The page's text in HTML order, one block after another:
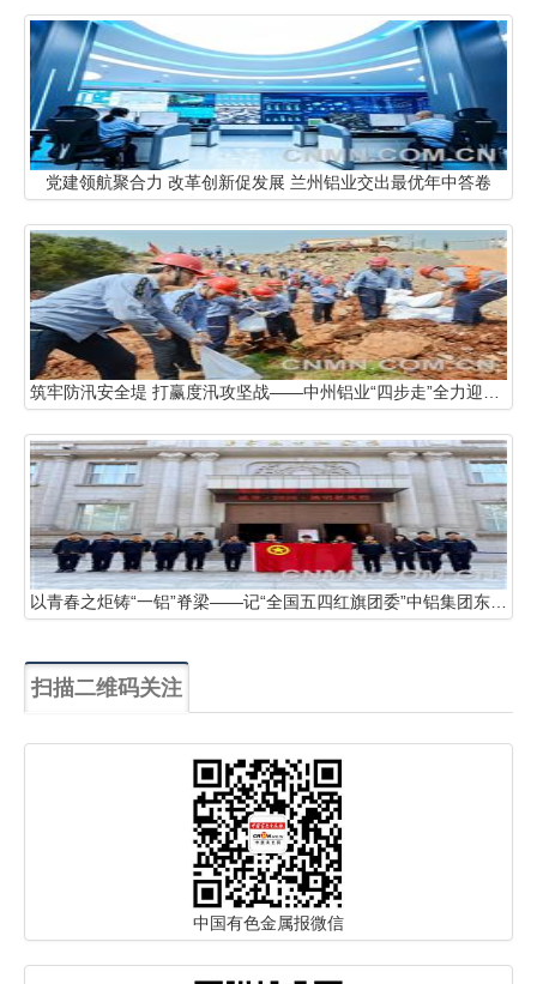
党建领航聚合力 改革创新促发展 兰州铝业交出最优年中答卷
扫描二维码关注
中国有色金属报微信